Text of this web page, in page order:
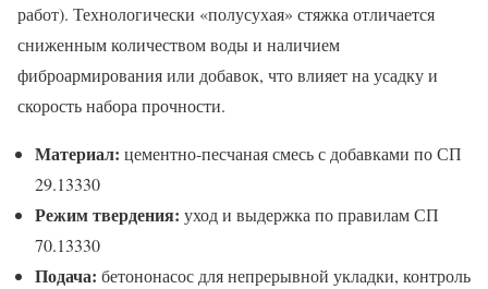
работ). Технологически «полусухая» стяжка отличается
сниженным количеством воды и наличием
фиброармирования или добавок, что влияет на усадку и
скорость набора прочности.
Материал: цементно-песчаная смесь с добавками по СП
29.13330
Режим твердения: уход и выдержка по правилам СП
70.13330
Подача: бетононасос для непрерывной укладки, контроль